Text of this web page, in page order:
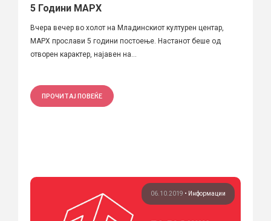
5 Години МАРХ
Вчера вечер во холот на Младинскиот културен центар,
МАРХ прослави 5 години постоење. Настанот беше од
отворен карактер, најавен на...
ПРОЧИТАЈ ПОВЕЌЕ
06.10.2019 • Информации